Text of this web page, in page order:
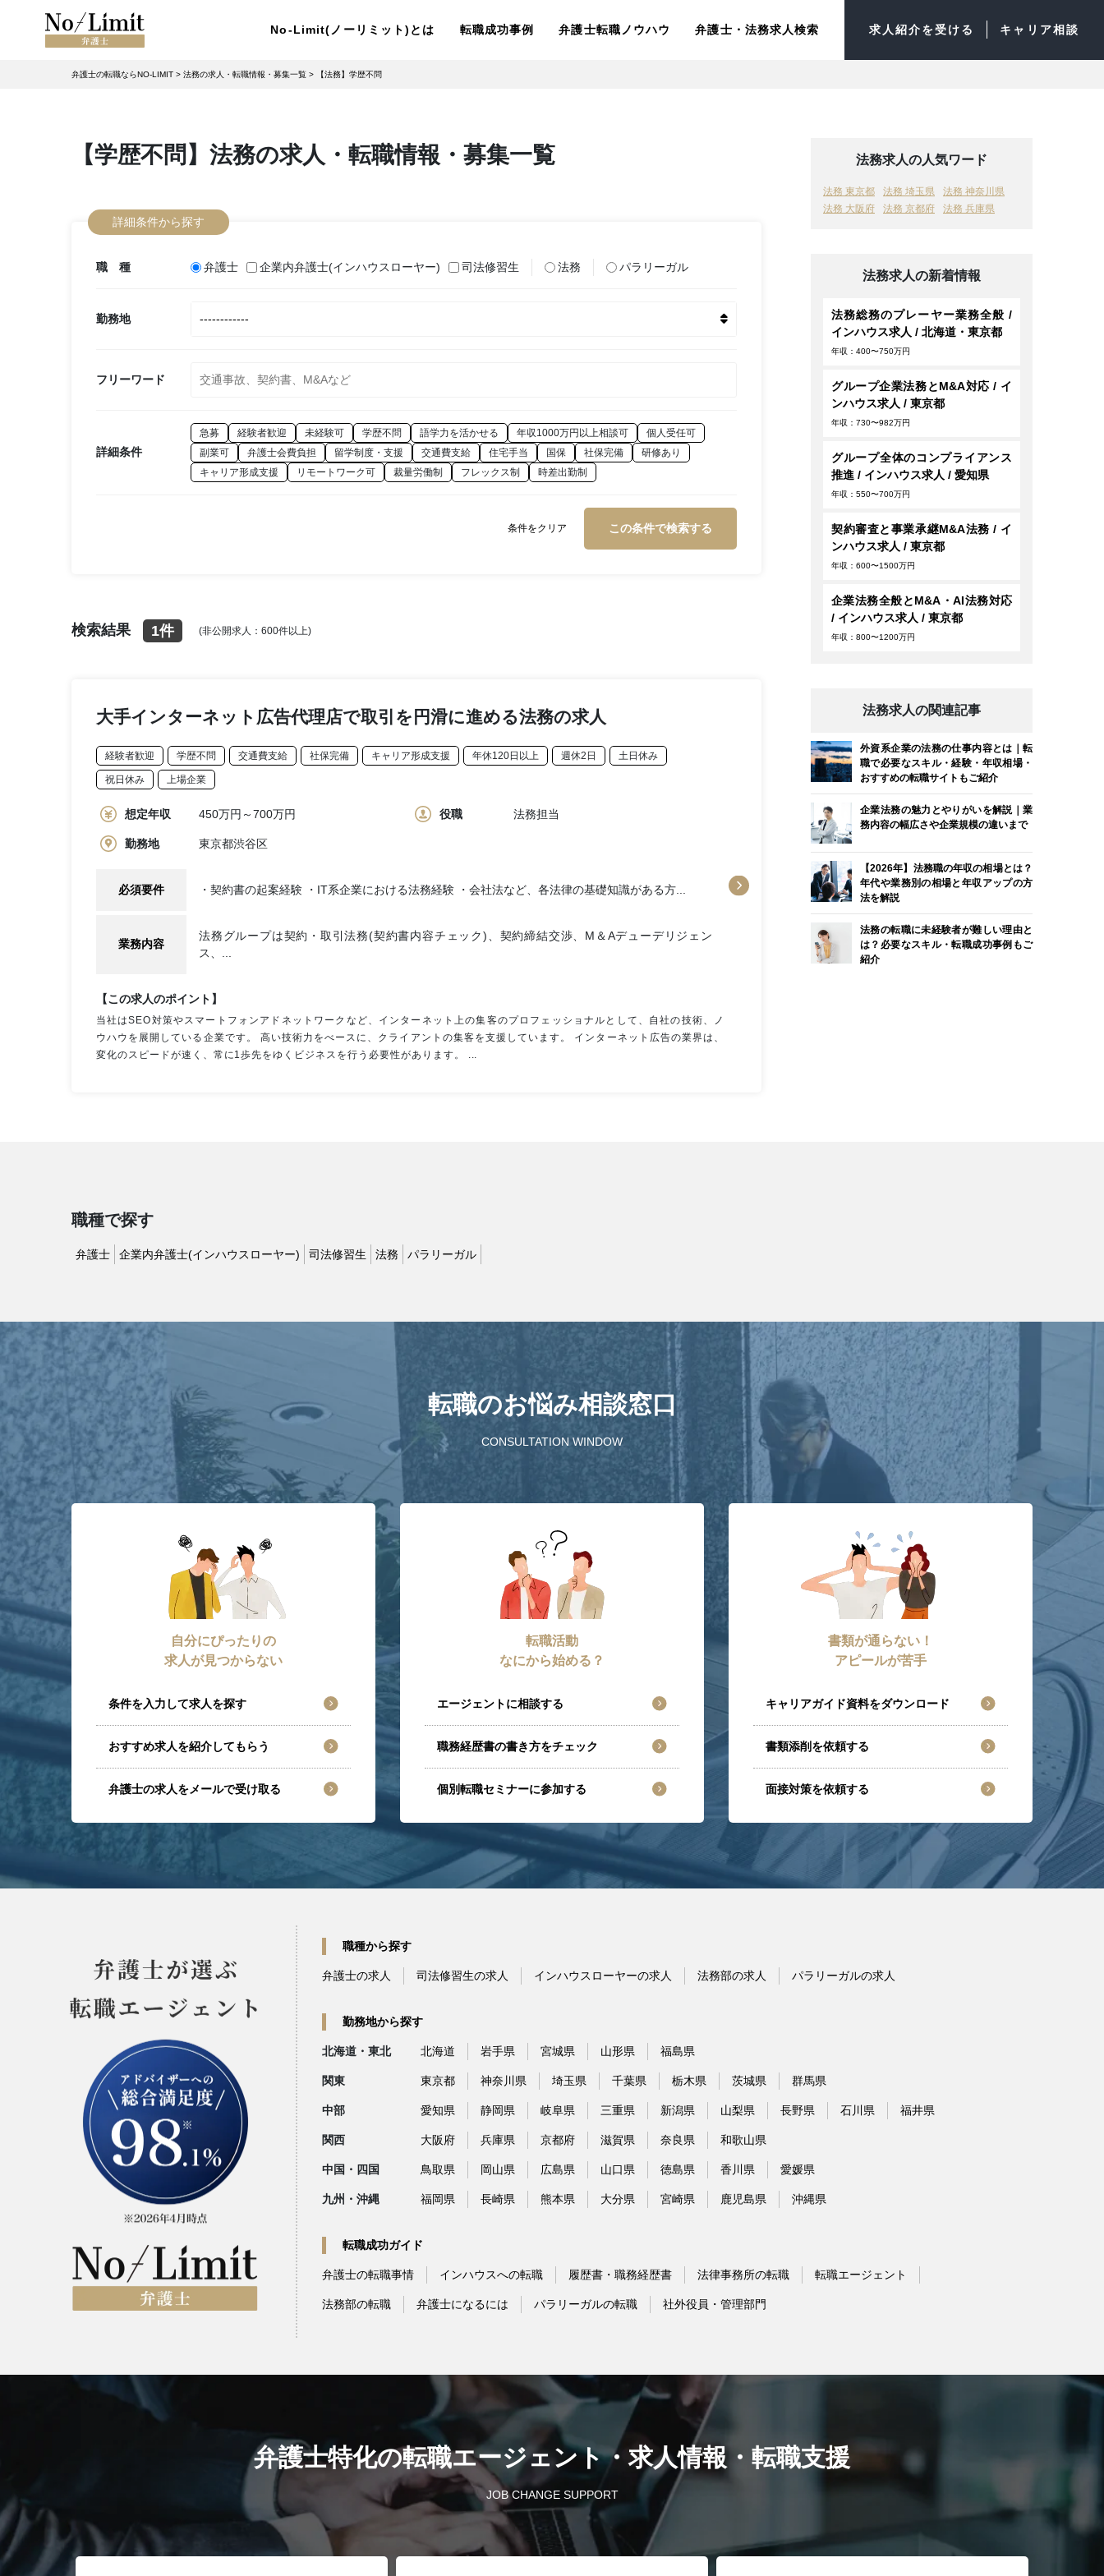
No-Limit(ノーリミット)とは 転職成功事例 弁護士転職ノウハウ 弁護士・法務求人検索 求人紹介を受ける キャリア相談
弁護士の転職ならNO-LIMIT > 法務の求人・転職情報・募集一覧 > 【法務】学歴不問
【学歴不問】法務の求人・転職情報・募集一覧
詳細条件から探す
職 種 弁護士 企業内弁護士(インハウスローヤー) 司法修習生 法務 パラリーガル
勤務地
フリーワード
詳細条件
急募 経験者歓迎 未経験可 学歴不問 語学力を活かせる 年収1000万円以上相談可
個人受任可
副業可
弁護士会費負担 留学制度・支援 交通費支給 住宅手当 国保 社保完備
研修あり
キャリア形成支援
リモートワーク可 裁量労働制 フレックス制 時差出勤制
条件をクリア この条件で検索する
検索結果 1件 (非公開求人：600件以上)
大手インターネット広告代理店で取引を円滑に進める法務の求人
経験者歓迎 学歴不問 交通費支給 社保完備 キャリア形成支援 年休120日以上 週休2日 土日休み
祝日休み 上場企業
想定年収 450万円～700万円 役職 法務担当
勤務地 東京都渋谷区
必須要件 ・契約書の起案経験 ・IT系企業における法務経験 ・会社法など、各法律の基礎知識がある方...
業務内容
法務グループは契約・取引法務(契約書内容チェック)、契約締結交渉、M＆Aデューデリジェン
ス、...
【この求人のポイント】
当社はSEO対策やスマートフォンアドネットワークなど、インターネット上の集客のプロフェッショナルとして、自社の技術、ノ
ウハウを展開している企業です。 高い技術力をべースに、クライアントの集客を支援しています。 インターネット広告の業界は、
変化のスピードが速く、常に1歩先をゆくビジネスを行う必要性があります。 ...
法務求人の人気ワード
法務 東京都 法務 埼玉県
法務 神奈川県
法務 大阪府
法務 京都府 法務 兵庫県
法務求人の新着情報
法務総務のプレーヤー業務全般 /
インハウス求人 / 北海道・東京都
年収：400〜750万円
グループ企業法務とM&A対応 / イ
ンハウス求人 / 東京都
年収：730〜982万円
グループ全体のコンプライアンス
推進 / インハウス求人 / 愛知県
年収：550〜700万円
契約審査と事業承継M&A法務 / イ
ンハウス求人 / 東京都
年収：600〜1500万円
企業法務全般とM&A・AI法務対応
/ インハウス求人 / 東京都
年収：800〜1200万円
法務求人の関連記事
外資系企業の法務の仕事内容とは｜転
職で必要なスキル・経験・年収相場・
おすすめの転職サイトもご紹介
企業法務の魅力とやりがいを解説｜業
務内容の幅広さや企業規模の違いまで
【2026年】法務職の年収の相場とは？
年代や業務別の相場と年収アップの方
法を解説
法務の転職に未経験者が難しい理由と
は？必要なスキル・転職成功事例もご
紹介
職種で探す
弁護士 企業内弁護士(インハウスローヤー) 司法修習生 法務 パラリーガル
CONSULTATION WINDOW
転職のお悩み相談窓口
自分にぴったりの
求人が見つからない
条件を入力して求人を探す
おすすめ求人を紹介してもらう
弁護士の求人をメールで受け取る
転職活動
なにから始める？
エージェントに相談する
職務経歴書の書き方をチェック
個別転職セミナーに参加する
書類が通らない！
アピールが苦手
キャリアガイド資料をダウンロード
書類添削を依頼する
面接対策を依頼する
職種から探す
弁護士の求人 司法修習生の求人 インハウスローヤーの求人 法務部の求人 パラリーガルの求人
勤務地から探す
北海道・東北 北海道 岩手県 宮城県 山形県 福島県
関東 東京都 神奈川県 埼玉県 千葉県 栃木県 茨城県 群馬県
中部 愛知県 静岡県 岐阜県 三重県 新潟県 山梨県 長野県 石川県 福井県
関西 大阪府 兵庫県 京都府 滋賀県 奈良県 和歌山県
中国・四国 鳥取県 岡山県 広島県 山口県 徳島県 香川県 愛媛県
九州・沖縄 福岡県 長崎県 熊本県 大分県 宮崎県 鹿児島県 沖縄県
転職成功ガイド
弁護士の転職事情 インハウスへの転職 履歴書・職務経歴書 法律事務所の転職 転職エージェント
法務部の転職 弁護士になるには パラリーガルの転職 社外役員・管理部門
JOB CHANGE SUPPORT
弁護士特化の転職エージェント・求人情報・転職支援